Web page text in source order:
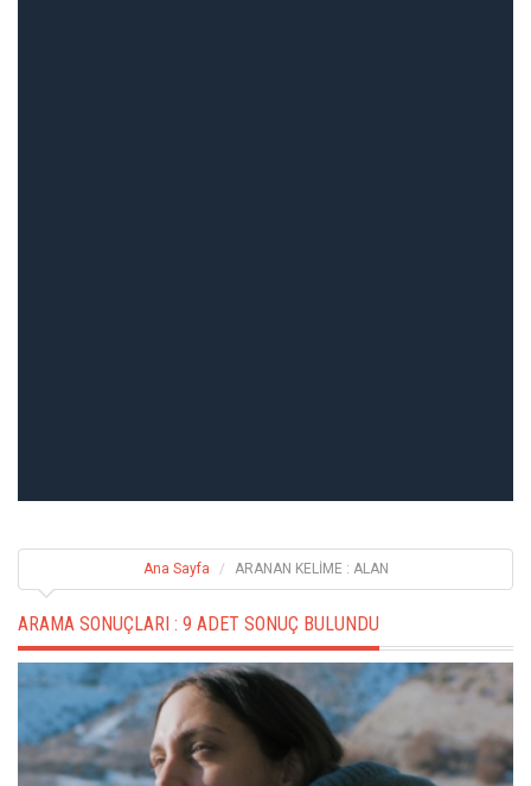
Ana Sayfa ARANAN KELİME : ALAN
ARAMA SONUÇLARI : 9 ADET SONUÇ BULUNDU